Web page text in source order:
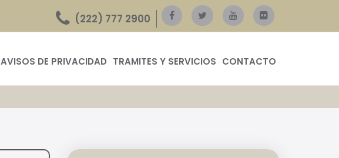
(222) 777 2900
AVISOS DE PRIVACIDAD TRAMITES Y SERVICIOS CONTACTO